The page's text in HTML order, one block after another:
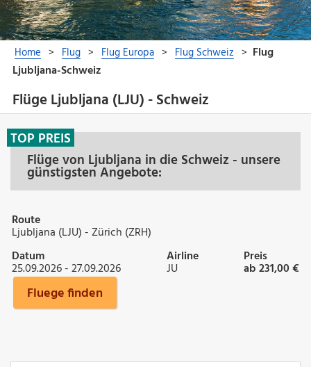
Flüge Ljubljana (LJU) - Schweiz
Flüge von Ljubljana in die Schweiz - unsere
günstigsten Angebote:
TOP PREIS
Route
Ljubljana (LJU) - Zürich (ZRH)
Datum
25.09.2026 - 27.09.2026
Airline
JU
Preis
ab 231,00 €
Fluege finden